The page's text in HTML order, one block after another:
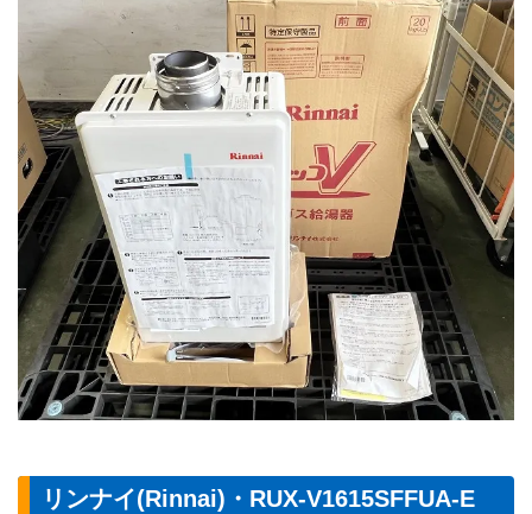
リンナイ(Rinnai)・RUX-V1615SFFUA-E